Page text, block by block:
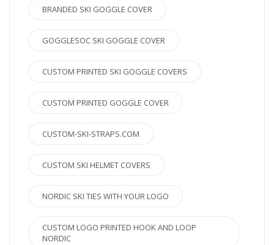
BRANDED SKI GOGGLE COVER
GOGGLESOC SKI GOGGLE COVER
CUSTOM PRINTED SKI GOGGLE COVERS
CUSTOM PRINTED GOGGLE COVER
CUSTOM-SKI-STRAPS.COM
CUSTOM SKI HELMET COVERS
NORDIC SKI TIES WITH YOUR LOGO
CUSTOM LOGO PRINTED HOOK AND LOOP
NORDIC